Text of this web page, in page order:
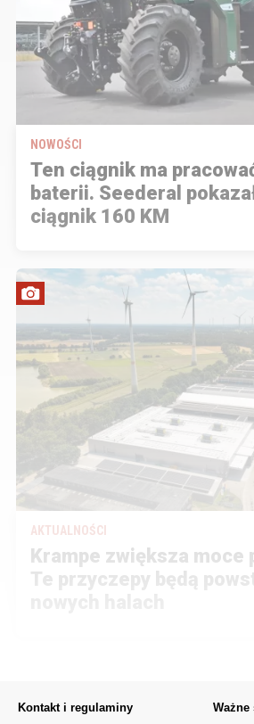
NOWOŚCI
Ten ciągnik ma
baterii. Seederal
ciągnik 160 KM
AKTUALNOŚCI
Krampe zwiększa moce
Te przyczepy będą
Kontakt i regulaminy
Ważne